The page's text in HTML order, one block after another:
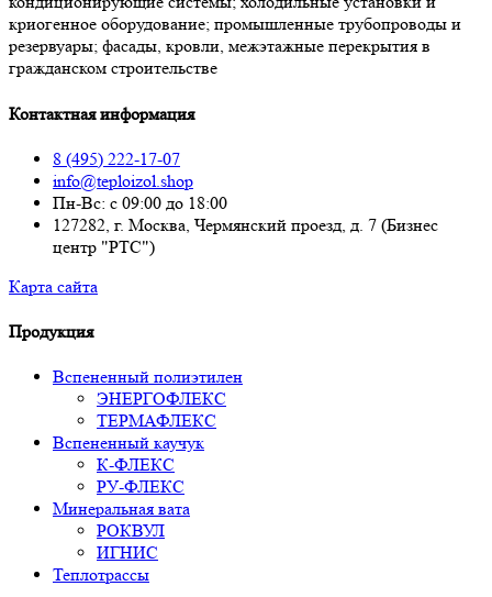
криогенное оборудование; промышленные трубопроводы и
резервуары; фасады, кровли, межэтажные перекрытия в
гражданском строительстве
Контактная информация
8 (495) 222-17-07
info@teploizol.shop
Пн-Вс: с 09:00 до 18:00
127282, г. Москва, Чермянский проезд, д. 7 (Бизнес
центр "РТС")
Карта сайта
Продукция
Вспененный полиэтилен
ЭНЕРГОФЛЕКС
ТЕРМАФЛЕКС
Вспененный каучук
К-ФЛЕКС
РУ-ФЛЕКС
Минеральная вата
РОКВУЛ
ИГНИС
Теплотрассы